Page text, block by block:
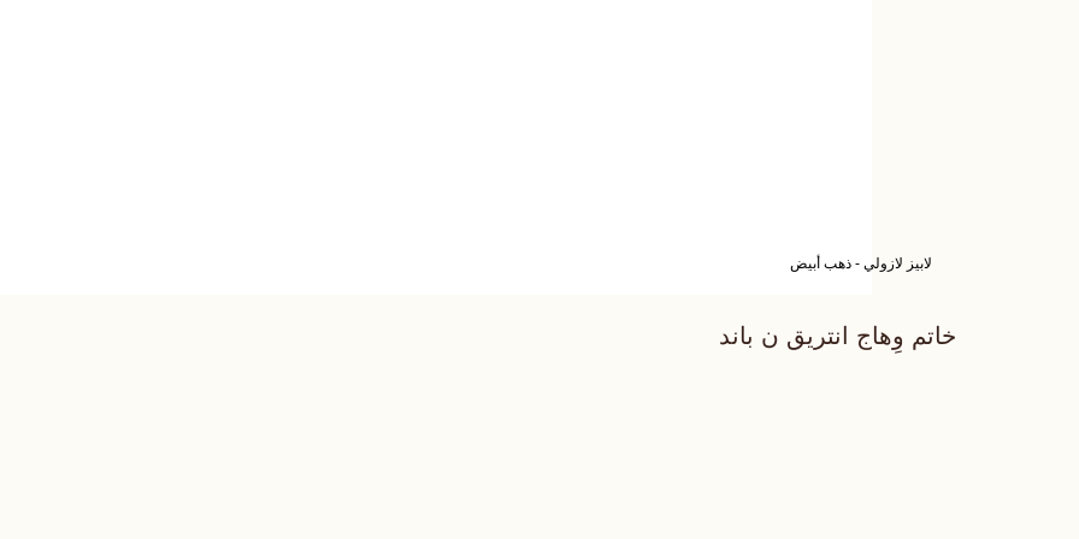
لابيز لازولي - ذهب أبيض
خاتم وِهاج انتريق ن باند